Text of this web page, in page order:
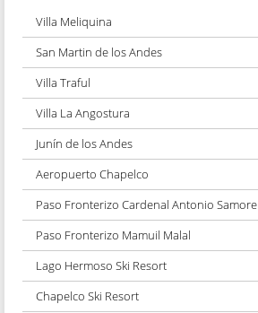
Villa Meliquina
San Martin de los Andes
Villa Traful
Villa La Angostura
Junín de los Andes
Aeropuerto Chapelco
Paso Fronterizo Cardenal Antonio Samore
Paso Fronterizo Mamuil Malal
Lago Hermoso Ski Resort
Chapelco Ski Resort